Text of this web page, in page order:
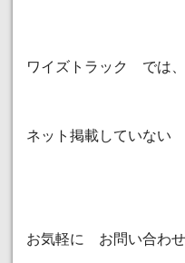
ワイズトラック では、
ネット掲載していない
お気軽に お問い合わ